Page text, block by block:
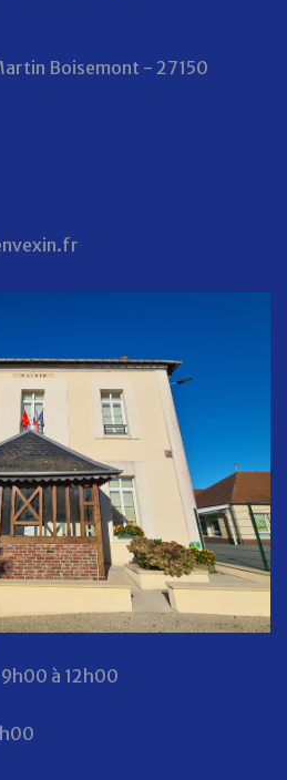
Boisemont - 27150
à 12h00